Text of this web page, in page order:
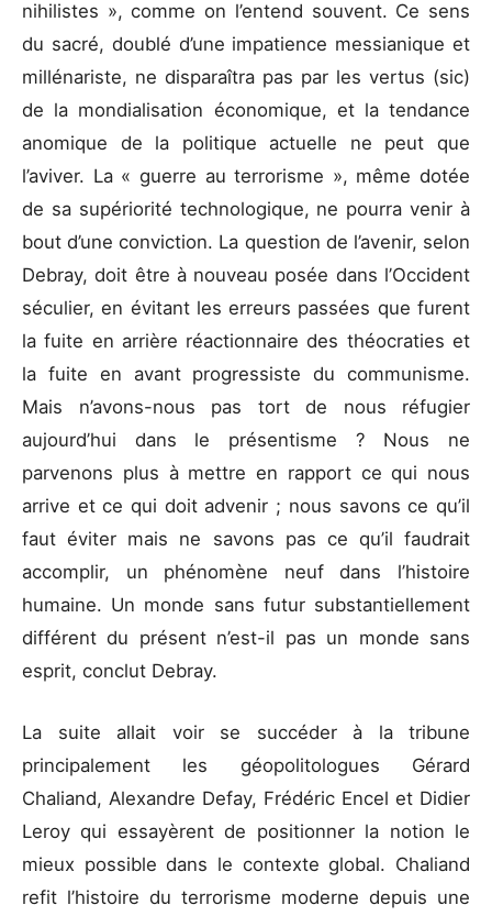
nihilistes », comme on l’entend souvent. Ce sens
du sacré, doublé d’une impatience messianique et
millénariste, ne disparaîtra pas par les vertus (sic)
de la mondialisation économique, et la tendance
anomique de la politique actuelle ne peut que
l’aviver. La « guerre au terrorisme », même dotée
de sa supériorité technologique, ne pourra venir à
bout d’une conviction. La question de l’avenir, selon
Debray, doit être à nouveau posée dans l’Occident
séculier, en évitant les erreurs passées que furent
la fuite en arrière réactionnaire des théocraties et
la fuite en avant progressiste du communisme.
Mais n’avons-nous pas tort de nous réfugier
aujourd’hui dans le présentisme ? Nous ne
parvenons plus à mettre en rapport ce qui nous
arrive et ce qui doit advenir ; nous savons ce qu’il
faut éviter mais ne savons pas ce qu’il faudrait
accomplir, un phénomène neuf dans l’histoire
humaine. Un monde sans futur substantiellement
différent du présent n’est-il pas un monde sans
esprit, conclut Debray.
La suite allait voir se succéder à la tribune
principalement les géopolitologues Gérard
Chaliand, Alexandre Defay, Frédéric Encel et Didier
Leroy qui essayèrent de positionner la notion le
mieux possible dans le contexte global. Chaliand
refit l’histoire du terrorisme moderne depuis une